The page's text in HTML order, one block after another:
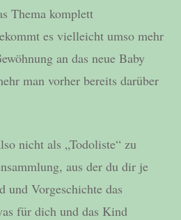
Thema komplett
es vielleicht umso mehr
an das neue Baby
man vorher bereits darüber
nicht als „Todoliste“ zu
aus der du dir je
und Vorgeschichte das
für dich und das Kind